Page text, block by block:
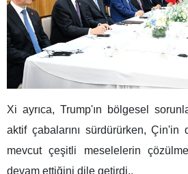
Xi ayrıca, Trump'ın bölgesel
aktif çabalarını sürdürürken,
mevcut çeşitli meselelerin
devam ettiğini dile getirdi..